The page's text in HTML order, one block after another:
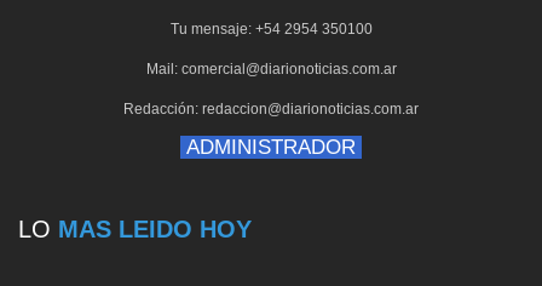
Tu mensaje: +54 2954 350100
Mail: comercial@diarionoticias.com.ar
Redacción: redaccion@diarionoticias.com.ar
ADMINISTRADOR
LO MAS LEIDO HOY